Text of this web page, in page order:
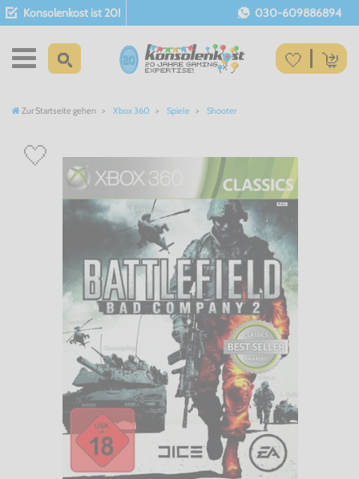
Konsolenkost ist 20! 030-609886894
Zur Startseite gehen Xbox 360 Spiele Shooter